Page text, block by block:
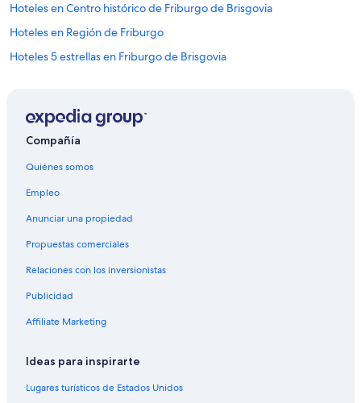
Hoteles en Centro histórico de Friburgo de Brisgovia
Hoteles en Región de Friburgo
Hoteles 5 estrellas en Friburgo de Brisgovia
Cabañas en Friburgo de Brisgovia
Casas vacacionales en Friburgo de Brisgovia
Apartamentos en Friburgo de Brisgovia
Hostales en Friburgo de Brisgovia
Hoteles de ski en Friburgo de Brisgovia
Hoteles familiares en Friburgo de Brisgovia
Hoteles históricos en Friburgo de Brisgovia
Hoteles con aguas termales en Friburgo de Brisgovia
Hoteles con bar en Friburgo de Brisgovia
Compañía
Quiénes somos
Empleo
Anunciar una propiedad
Propuestas comerciales
Relaciones con los inversionistas
Publicidad
Affiliate Marketing
Ideas para inspirarte
Lugares turísticos de Estados Unidos